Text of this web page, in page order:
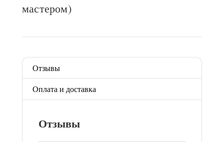
мастером)
Отзывы
Оплата и доставка
Отзывы